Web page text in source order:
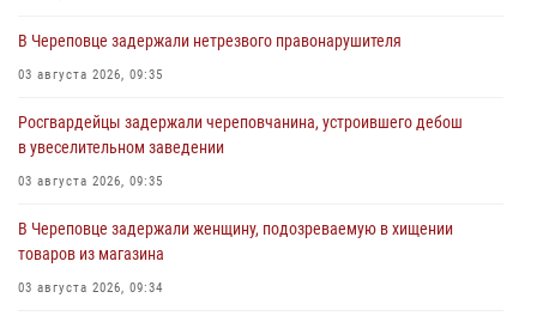
В Череповце задержали нетрезвого правонарушителя
03 августа 2026, 09:35
Росгвардейцы задержали череповчанина, устроившего дебош
в увеселительном заведении
03 августа 2026, 09:35
В Череповце задержали женщину, подозреваемую в хищении
товаров из магазина
03 августа 2026, 09:34